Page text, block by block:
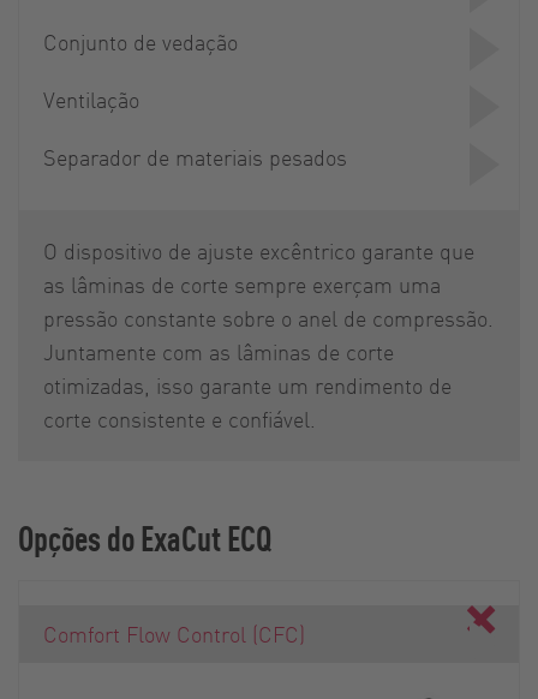
Conjunto de vedação
Ventilação
Separador de materiais pesados
O dispositivo de ajuste excêntrico garante que
as lâminas de corte sempre exerçam uma
pressão constante sobre o anel de compressão.
Juntamente com as lâminas de corte
otimizadas, isso garante um rendimento de
corte consistente e confiável.
Opções do ExaCut ECQ
Comfort Flow Control (CFC)